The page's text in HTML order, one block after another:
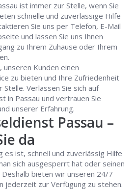
ist immer zur Stelle, wenn Sie
schnelle und zuverlässige Hilfe
Sie uns per Telefon, E-Mail
und lassen Sie uns Ihnen
zu Ihrem Zuhause oder Ihrem
Kunden einen
zu bieten und Ihre Zufriedenheit
Verlassen Sie sich auf
in Passau und vertrauen Sie
unserer Erfahrung.
Passau –
da
es ist, schnell und zuverlässig Hilfe
sich ausgesperrt hat oder seinen
Deshalb bieten wir unseren 24/7
jederzeit zur Verfügung zu stehen.